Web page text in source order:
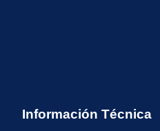
Información Técnica